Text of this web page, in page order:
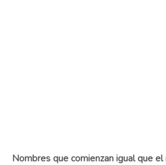
Nombres que comienzan igual que el